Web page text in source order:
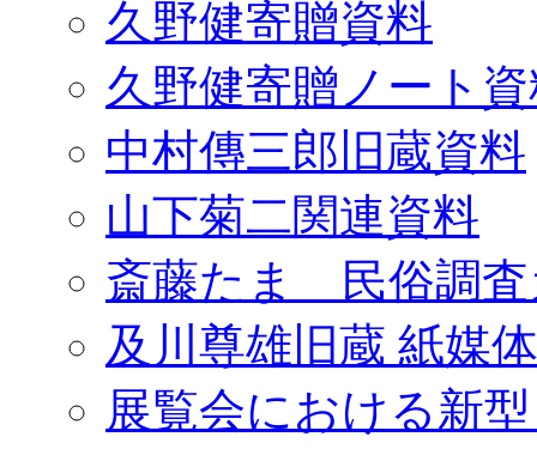
久野健寄贈資料
久野健寄贈ノート
中村傳三郎旧蔵資料
山下菊二関連資料
斎藤たま 民俗調査
及川尊雄旧蔵 紙媒
展覧会における新